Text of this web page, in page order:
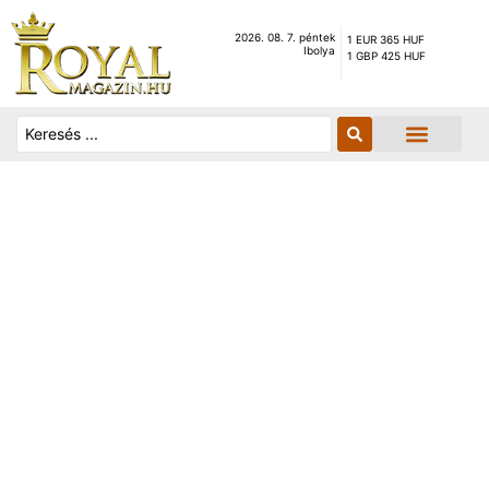
2026. 08. 7. péntek
Ibolya
1 EUR 365 HUF
1 GBP 425 HUF